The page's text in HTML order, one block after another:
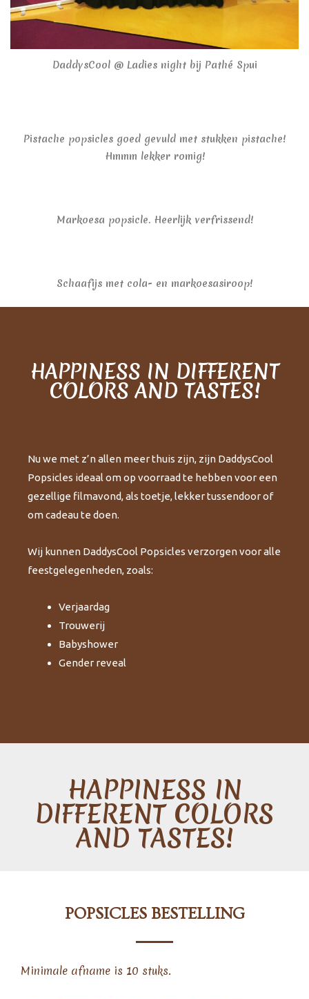
HAPPINESS IN DIFFERENT
COLORS AND TASTES!
Nu we met z’n allen meer thuis zijn, zijn DaddysCool
Popsicles ideaal om op voorraad te hebben voor een
gezellige filmavond, als toetje, lekker tussendoor of
om cadeau te doen.
Wij kunnen DaddysCool Popsicles verzorgen voor alle
feestgelegenheden, zoals:
Verjaardag
Trouwerij
Babyshower
Gender reveal
DaddysCool @ Ladies night bij Pathé Spui
Pistache popsicles goed gevuld met stukken pistache!
Hmmm lekker romig!
Markoesa popsicle. Heerlijk verfrissend!
Schaafijs met cola- en markoesasiroop!
HAPPINESS IN
DIFFERENT COLORS
AND TASTES!
POPSICLES BESTELLING
Minimale afname is 10 stuks.